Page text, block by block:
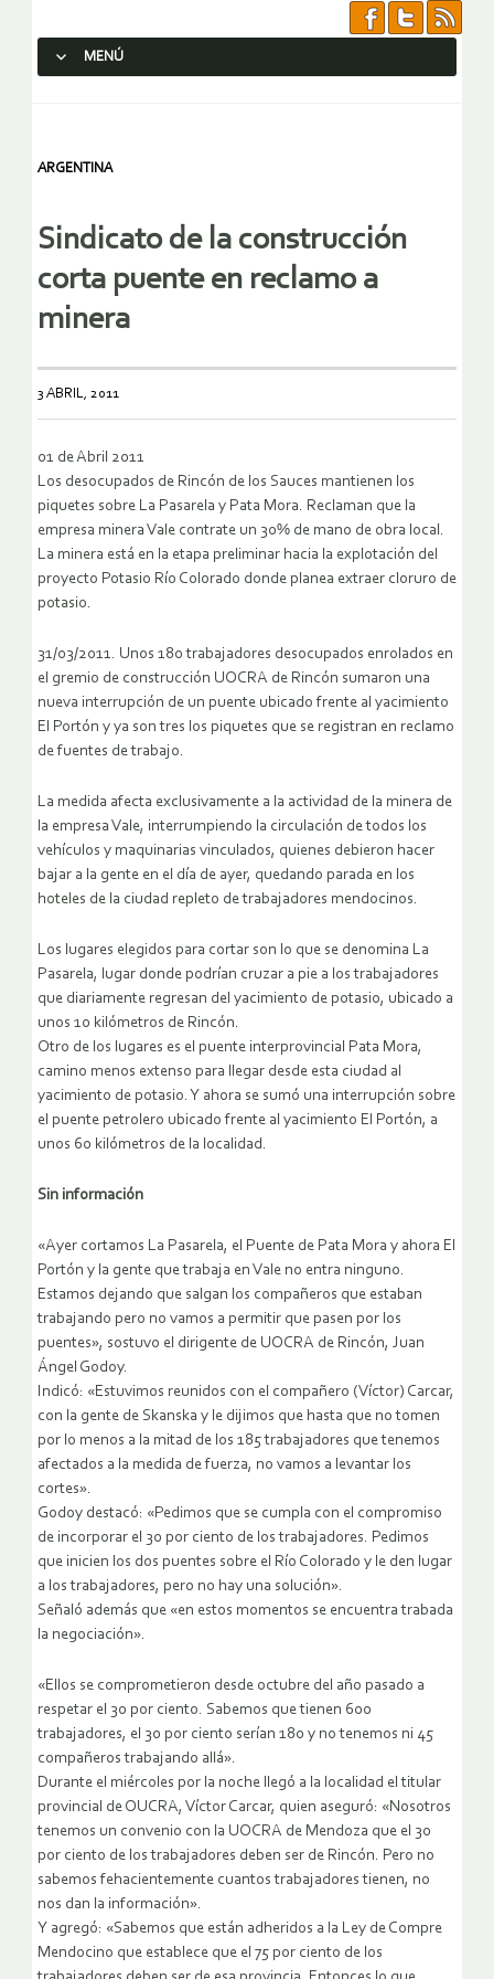
MENÚ
ARGENTINA
Sindicato de la construcción
corta puente en reclamo a
minera
3 ABRIL, 2011
01 de Abril 2011
Los desocupados de Rincón de los Sauces mantienen los
piquetes sobre La Pasarela y Pata Mora. Reclaman que la
empresa minera Vale contrate un 30% de mano de obra local.
La minera está en la etapa preliminar hacia la explotación del
proyecto Potasio Río Colorado donde planea extraer cloruro de
potasio.
31/03/2011. Unos 180 trabajadores desocupados enrolados en
el gremio de construcción UOCRA de Rincón sumaron una
nueva interrupción de un puente ubicado frente al yacimiento
El Portón y ya son tres los piquetes que se registran en reclamo
de fuentes de trabajo.
La medida afecta exclusivamente a la actividad de la minera de
la empresa Vale, interrumpiendo la circulación de todos los
vehículos y maquinarias vinculados, quienes debieron hacer
bajar a la gente en el día de ayer, quedando parada en los
hoteles de la ciudad repleto de trabajadores mendocinos.
Los lugares elegidos para cortar son lo que se denomina La
Pasarela, lugar donde podrían cruzar a pie a los trabajadores
que diariamente regresan del yacimiento de potasio, ubicado a
unos 10 kilómetros de Rincón.
Otro de los lugares es el puente interprovincial Pata Mora,
camino menos extenso para llegar desde esta ciudad al
yacimiento de potasio. Y ahora se sumó una interrupción sobre
el puente petrolero ubicado frente al yacimiento El Portón, a
unos 60 kilómetros de la localidad.
Sin información
«Ayer cortamos La Pasarela, el Puente de Pata Mora y ahora El
Portón y la gente que trabaja en Vale no entra ninguno.
Estamos dejando que salgan los compañeros que estaban
trabajando pero no vamos a permitir que pasen por los
puentes», sostuvo el dirigente de UOCRA de Rincón, Juan
Ángel Godoy.
Indicó: «Estuvimos reunidos con el compañero (Víctor) Carcar,
con la gente de Skanska y le dijimos que hasta que no tomen
por lo menos a la mitad de los 185 trabajadores que tenemos
afectados a la medida de fuerza, no vamos a levantar los
cortes».
Godoy destacó: «Pedimos que se cumpla con el compromiso
de incorporar el 30 por ciento de los trabajadores. Pedimos
que inicien los dos puentes sobre el Río Colorado y le den lugar
a los trabajadores, pero no hay una solución».
Señaló además que «en estos momentos se encuentra trabada
la negociación».
«Ellos se comprometieron desde octubre del año pasado a
respetar el 30 por ciento. Sabemos que tienen 600
trabajadores, el 30 por ciento serían 180 y no tenemos ni 45
compañeros trabajando allá».
Durante el miércoles por la noche llegó a la localidad el titular
provincial de OUCRA, Víctor Carcar, quien aseguró: «Nosotros
tenemos un convenio con la UOCRA de Mendoza que el 30
por ciento de los trabajadores deben ser de Rincón. Pero no
sabemos fehacientemente cuantos trabajadores tienen, no
nos dan la información».
Y agregó: «Sabemos que están adheridos a la Ley de Compre
Mendocino que establece que el 75 por ciento de los